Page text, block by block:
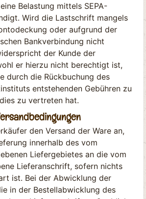
Belastung mittels SEPA-
Wird die Lastschrift mangels
oder aufgrund der
Bankverbindung nicht
der Kunde der
er hierzu nicht berechtigt ist,
durch die Rückbuchung des
entstehenden Gebühren zu
zu vertreten hat.
den Versand der Ware an,
innerhalb des vom
Liefergebietes an die vom
Lieferanschrift, sofern nichts
ist. Bei der Abwicklung der
in der Bestellabwicklung des